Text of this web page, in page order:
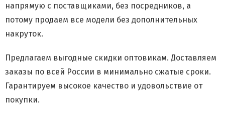
напрямую с поставщиками, без посредников, а
потому продаем все модели без дополнительных
накруток.
Предлагаем выгодные скидки оптовикам. Доставляем
заказы по всей России в минимально сжатые сроки.
Гарантируем высокое качество и удовольствие от
покупки.